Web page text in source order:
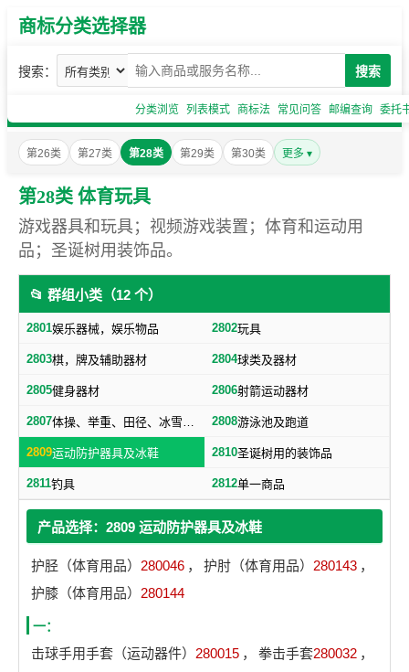
商标分类选择器
搜索： 搜索
分类浏览 列表模式 商标法 常见问答 邮编查询 委托
第26类 第27类 第28类 第29类 第30类 更多 ▾
第28类 体育玩具
游戏器具和玩具；视频游戏装置；体育和运动用
品；圣诞树用装饰品。
📂 群组小类（12 个）
2801娱乐器械，娱乐物品 2802玩具
2803棋，牌及辅助器材 2804球类及器材
2805健身器材 2806射箭运动器材
2807 体操、举重、田径、冰雪及属于本类的其他运动器材 2808游泳池及跑道
2809运动防护器具及冰鞋 2810圣诞树用的装饰品
2811钓具 2812单一商品
产品选择：2809 运动防护器具及冰鞋
护胫（体育用品） 280046 ， 护肘（体育用品） 280143 ，
护膝（体育用品） 280144
一：
击球手用手套（运动器件） 280015 ， 拳击手套280032 ，